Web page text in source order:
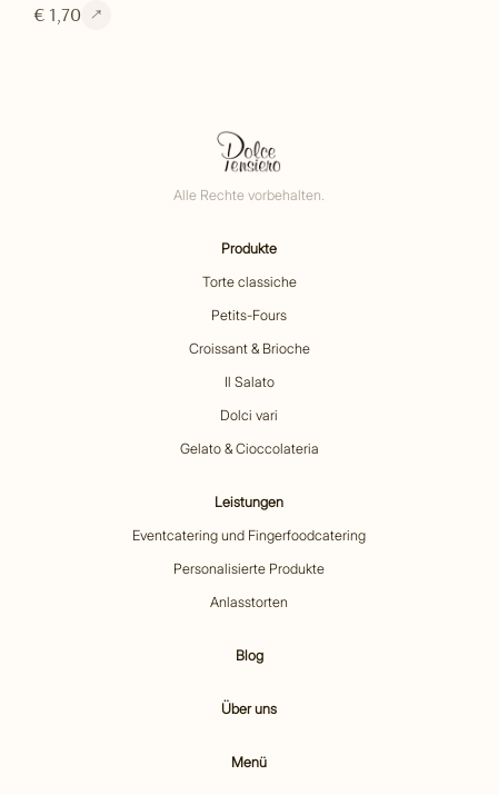
€ 1,70
Alle Rechte vorbehalten.
Produkte
Torte classiche
Petits-Fours
Croissant & Brioche
Il Salato
Dolci vari
Gelato & Cioccolateria
Leistungen
Eventcatering und Fingerfoodcatering
Personalisierte Produkte
Anlasstorten
Blog
Über uns
Menü